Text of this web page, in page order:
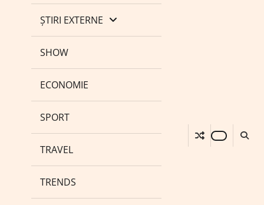
ȘTIRI EXTERNE
SHOW
ECONOMIE
SPORT
TRAVEL
TRENDS